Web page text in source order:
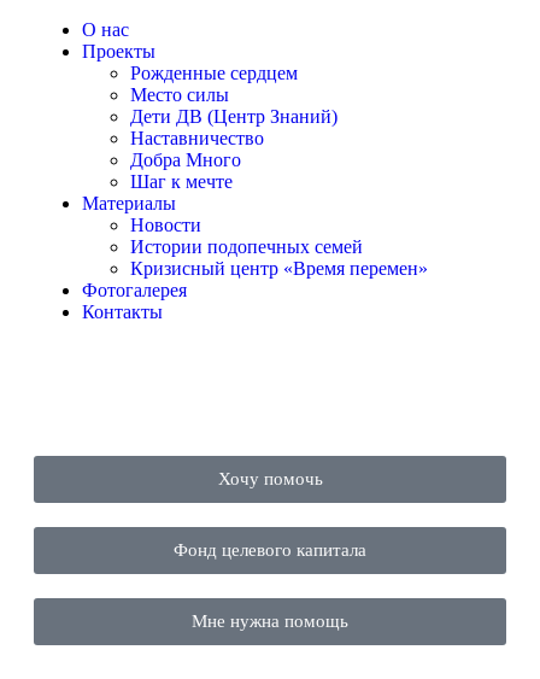
О нас
Проекты
Рожденные сердцем
Место силы
Дети ДВ (Центр Знаний)
Наставничество
Добра Много
Шаг к мечте
Материалы
Новости
Истории подопечных семей
Кризисный центр «Время перемен»
Фотогалерея
Контакты
Хочу помочь
Фонд целевого капитала
Мне нужна помощь